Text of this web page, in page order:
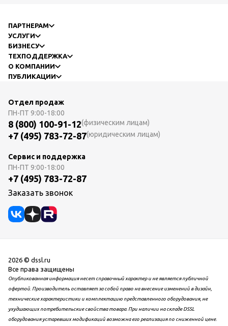
ПАРТНЕРАМ
УСЛУГИ
БИЗНЕСУ
ТЕХПОДДЕРЖКА
О КОМПАНИИ
ПУБЛИКАЦИИ
Отдел продаж
ПН-ПТ 9:00-18:00
8 (800) 100-91-12(физическим лицам)
+7 (495) 783-72-87(юридическим лицам)
Сервис и поддержка
ПН-ПТ 9:00-18:00
+7 (495) 783-72-87
Заказать звонок
2026 © dssl.ru
Все права защищены
Опубликованная информация несет справочный характер и не является публичной
офертой. Производитель оставляет за собой право на внесение изменений в дизайн,
технические характеристики и комплектацию представленного оборудования, не
ухудшающих потребительские свойства товара. При наличии на складе DSSL
оборудования устаревших модификаций возможна его реализация по сниженной цене.